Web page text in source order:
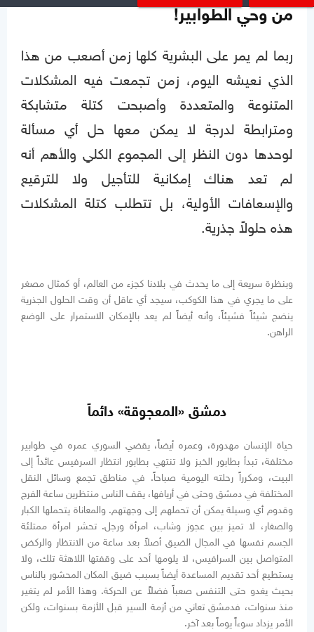
من وحي الطوابير!
ربما لم يمر على البشرية كلها زمن أصعب من هذا
الذي نعيشه اليوم، زمن تجمعت فيه المشكلات
المتنوعة والمتعددة وأصبحت كتلة متشابكة
ومترابطة لدرجة لا يمكن معها حل أي مسألة
لوحدها دون النظر إلى المجموع الكلي والأهم أنه
لم تعد هناك إمكانية للتأجيل ولا للترقيع
والإسعافات الأولية، بل تتطلب كتلة المشكلات
هذه حلولاً جذرية.
وبنظرة سريعة إلى ما يحدث في بلادنا كجزء من العالم، أو كمثال مصغر
على ما يجري في هذا الكوكب، سيجد أي عاقل أن وقت الحلول الجذرية
ينضج شيئاً فشيئاً، وأنه أيضاً لم يعد بالإمكان الاستمرار على الوضع
الراهن.
دمشق «المعجوقة» دائماً
حياة الإنسان مهدورة، وعمره أيضاً، يقضي السوري عمره في طوابير
مختلفة، تبدأ بطابور الخبز ولا تنتهي بطابور انتظار السرفيس عائداً إلى
البيت، ومكرراً رحلته اليومية صباحاً. في مناطق تجمع وسائل النقل
المختلفة في دمشق وحتى في أريافها، يقف الناس منتظرين ساعة الفرج
وقدوم أي وسيلة يمكن أن تحملهم إلى وجهتهم. والمعاناة يتحملها الكبار
والصغار، لا تميز بين عجوز وشاب، امرأة ورجل. تحشر امرأة ممتلئة
الجسم نفسها في المجال الضيق أصلاً بعد ساعة من الانتظار والركض
المتواصل بين السرافيس، لا يلومها أحد على وقفتها اللاهثة تلك، ولا
يستطيع أحد تقديم المساعدة أيضاً بسبب ضيق المكان المحشور بالناس
بحيث يغدو حتى التنفس صعباً فضلاً عن الحركة. وهذا الأمر لم يتغير
منذ سنوات، فدمشق تعاني من أزمة السير قبل الأزمة بسنوات، ولكن
الأمر يزداد سوءاً يوماً بعد آخر.